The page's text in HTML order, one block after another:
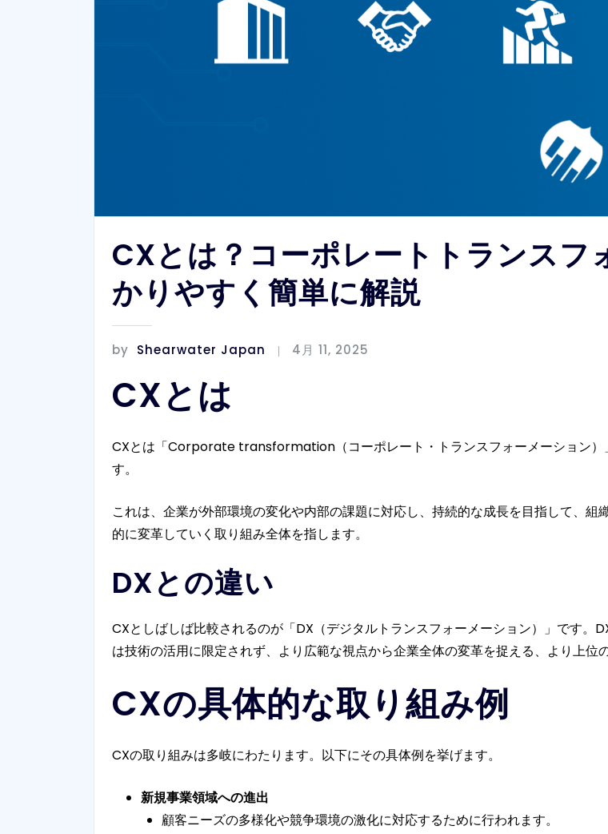
CXとは？コーポレートトランスフ
かりやすく簡単に解説
by Shearwater Japan 4月 11, 2025
CXとは
CXとは「Corporate transformation（コーポレート・トランスフォーメーション）
す。
これは、企業が外部環境の変化や内部の課題に対応し、持続的な成長を目指して、
的に変革していく取り組み全体を指します。
DXとの違い
CXとしばしば比較されるのが「DX（デジタルトランスフォーメーション）」です。
は技術の活用に限定されず、より広範な視点から企業全体の変革を捉える、より上位
CXの具体的な取り組み例
CXの取り組みは多岐にわたります。以下にその具体例を挙げます。
新規事業領域への進出
顧客ニーズの多様化や競争環境の激化に対応するために行われます。